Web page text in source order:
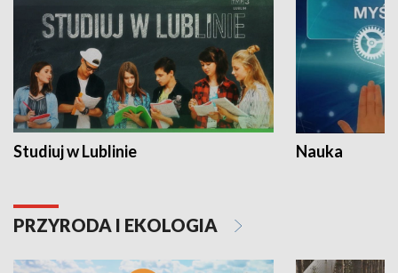
Studiuj w Lublinie Nauka
PRZYRODA I EKOLOGIA